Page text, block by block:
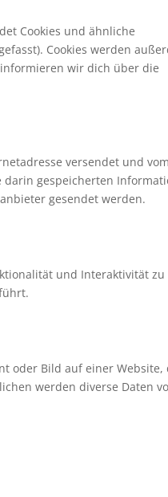
Cookies und ähnliche
Cookies werden
wir dich über die
versendet und vom
darin gespeicherten
gesendet werden.
und Interaktivität zu
oder Bild auf einer Website,
werden diverse Daten